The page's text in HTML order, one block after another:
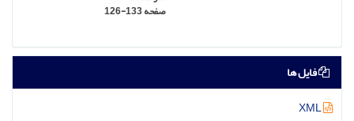
صفحه126-133
فایل ها